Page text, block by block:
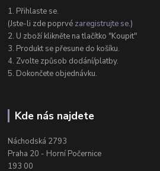
1. Přihlaste se.
(Jste-li zde poprvé zaregistrujte se.)
2. U zboží klikněte na tlačítko "Koupit"
3. Produkt se přesune do košíku.
4. Zvolte způsob dodání/platby.
5. Dokončete objednávku.
Kde nás najdete
Náchodská 2793
Praha 20 - Horní Počernice
193 00